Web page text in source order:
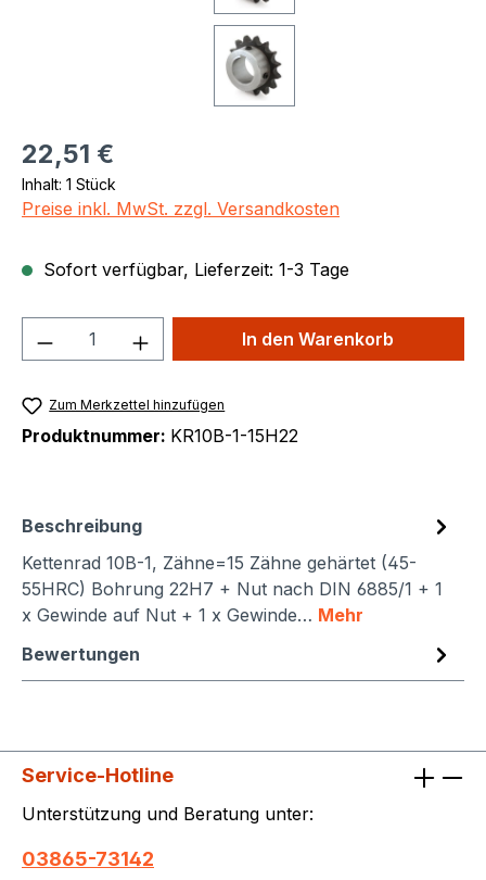
Regulärer Preis:
22,51 €
Inhalt: 1 Stück
Preise inkl. MwSt. zzgl. Versandkosten
Sofort verfügbar, Lieferzeit: 1-3 Tage
Produkt Anzahl: Gib denIn den Warenkorb
Zum Merkzettel hinzufügen
Produktnummer: KR10B-1-15H22
Beschreibung
Kettenrad 10B-1, Zähne=15 Zähne gehärtet (45-
55HRC) Bohrung 22H7 + Nut nach DIN 6885/1 + 1
x Gewinde auf Nut + 1 x Gewinde… Mehr
Bewertungen
Service-Hotline
Unterstützung und Beratung unter:
03865-73142